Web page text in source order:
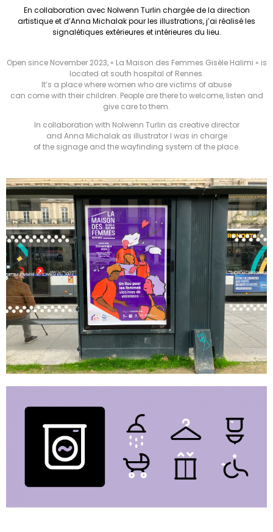
En collaboration avec Nolwenn Turlin chargée de la direction
artistique et d’Anna Michalak pour les illustrations, j’ai réalisé les
signalétiques extérieures et intérieures du lieu.
Open since November 2023, « La Maison des Femmes Gisèle Halimi » is
located at south hospital of Rennes.
It’s a place where women who are victims of abuse
can come with their children. People are there to welcome, listen and
give care to them.
In collaboration with Nolwenn Turlin as creative director
and Anna Michalak as illustrator I was in charge
of the signage and the wayfinding system of the place.